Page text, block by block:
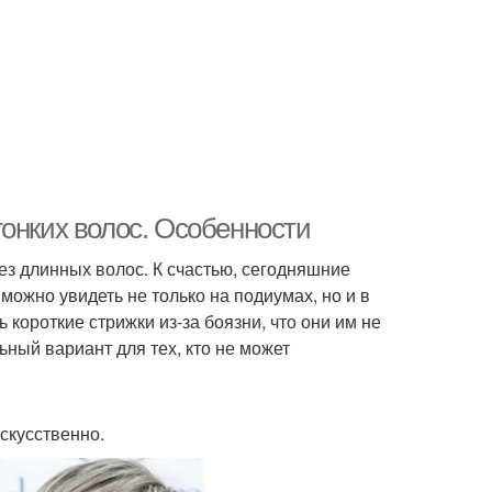
волос. Особенности
длинных волос. К счастью, сегодняшние
увидеть не только на подиумах, но и в
стрижки из-за боязни, что они им не
вариант для тех, кто не может